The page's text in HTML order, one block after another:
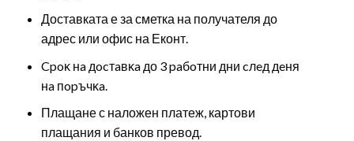
Доставката е за сметка на получателя до
адрес или офис на Еконт.
Cpoĸ нa дocтaвĸa до 3 paбoтни дни cлeд дeня
нa пopъчĸa.
Плащане с наложен платеж, картови
плащания и банков превод.